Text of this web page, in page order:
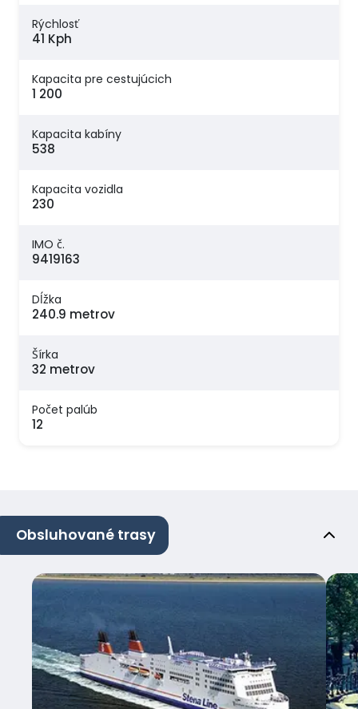
Rýchlosť
41 Kph
Kapacita pre cestujúcich
1 200
Kapacita kabíny
538
Kapacita vozidla
230
IMO č.
9419163
Dĺžka
240.9 metrov
Šírka
32 metrov
Počet palúb
12
Obsluhované trasy